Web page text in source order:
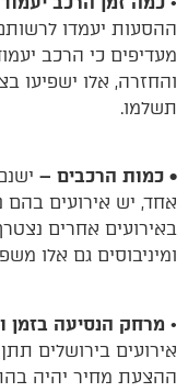
ההסעות יעמדו
מעדיפים כי הרכב
והחזרה, אלו ישפיעו
תשלמו.
• כמות הרכבים –
אחד, יש אירועים בהם
באירועים אחרים
ומיניבוסים גם אלו
• מרחק הנסיעה בזמן
אירועים בירושלים
ההצעת מחיר יהיה